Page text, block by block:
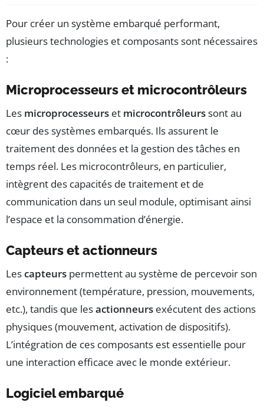
Pour créer un système embarqué performant,
plusieurs technologies et composants sont nécessaires
:
Microprocesseurs et microcontrôleurs
Les microprocesseurs et microcontrôleurssont au
cœur des systèmes embarqués. Ils assurent le
traitement des données et la gestion des tâches en
temps réel. Les microcontrôleurs, en particulier,
intègrent des capacités de traitement et de
communication dans un seul module, optimisant ainsi
l’espace et la consommation d’énergie.
Capteurs et actionneurs
Lescapteurs permettent au système de percevoir son
environnement (température, pression, mouvements,
etc.), tandis que lesactionneurs exécutent des actions
physiques (mouvement, activation de dispositifs).
L’intégration de ces composants est essentielle pour
une interaction efficace avec le monde extérieur.
Logiciel embarqué